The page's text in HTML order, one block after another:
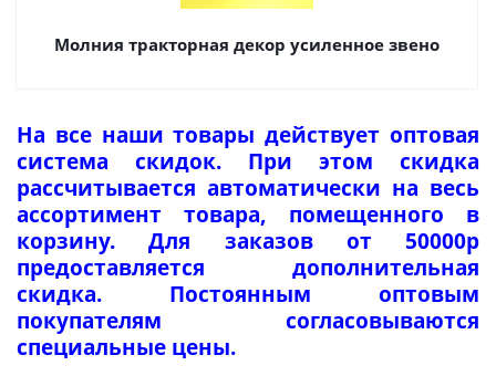
Молния тракторная декор усиленное звено
На все наши товары действует оптовая
система скидок. При этом скидка
рассчитывается автоматически на весь
ассортимент товара, помещенного в
корзину. Для заказов от 50000р
предоставляется дополнительная
скидка. Постоянным оптовым
покупателям согласовываются
специальные цены.